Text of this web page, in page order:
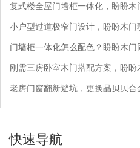
复式楼全屋门墙柜一体化，盼盼木
小户型过道极窄门设计，盼盼木
门墙柜一体化怎么配色？盼盼木
刚需三房卧室木门搭配方案，盼盼
老房门窗翻新避坑，更换晶贝贝
快速导航